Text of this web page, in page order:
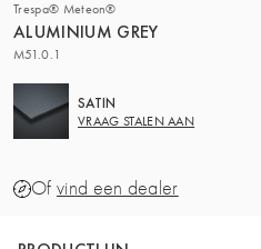
Trespa® Meteon®
ALUMINIUM GREY
M51.0.1
SATIN
VRAAG STALEN AAN
Of vind een dealer